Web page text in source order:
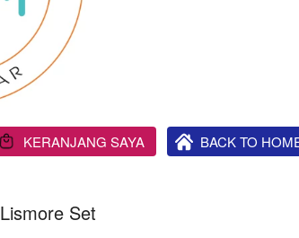
` KERANJANG SAYA ` BACK TO
Lismore Set